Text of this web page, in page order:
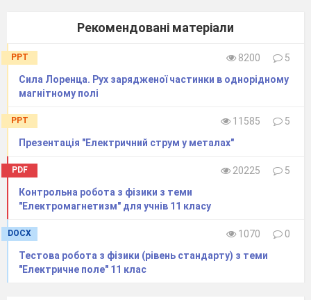
Рекомендовані матеріали
PPT 8200
5
Сила Лоренца. Рух зарядженої частинки в однорідному
магнітному полі
PPT 11585
5
Презентація "Електричний струм у металах"
PDF 20225
5
Контрольна робота з фізики з теми
"Електромагнетизм" для учнів 11 класу
DOCX 1070
0
Тестова робота з фізики (рівень стандарту) з теми
"Електричне поле" 11 клас